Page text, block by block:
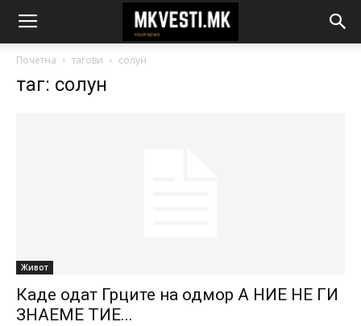
Почетна тагови солун
таг: солун
Живот
Каде одат Грците на одмор А НИЕ НЕ ГИ
ЗНАЕМЕ ТИЕ...